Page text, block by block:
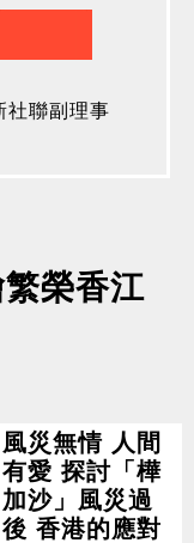
社聯副理事
榮香江
風災無情 人間
有愛 探討「樺
加沙」風災過
後 香港的應對